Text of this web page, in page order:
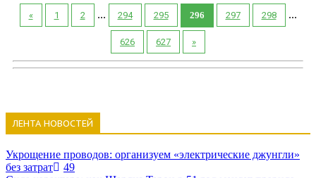
« 1 2 ... 294 295 296 297 298 ...
626 627 »
ЛЕНТА НОВОСТЕЙ
Укрощение проводов: организуем «электрические джунгли»
без затрат
49